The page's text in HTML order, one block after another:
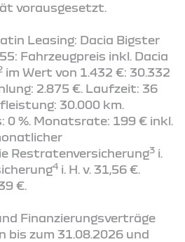
vorausgesetzt.
Leasing: Dacia Bigster
Fahrzeugpreis inkl. Dacia
im Wert von 1.432 €: 30.332
2.875 €. Laufzeit: 36
30.000 km.
0 %. Monatsrate: 199 € inkl.
Restratenversicherung3 i.
4 i. H. v. 31,56 €.
€.
Finanzierungsverträge
bis zum 31.08.2026 und